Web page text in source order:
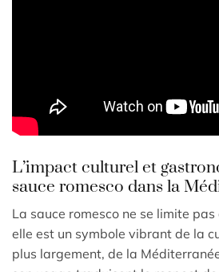
L’impact culturel et
sauce romesco dans la
La sauce romesco ne se limite
elle est un symbole vibrant de la
plus largement, de la